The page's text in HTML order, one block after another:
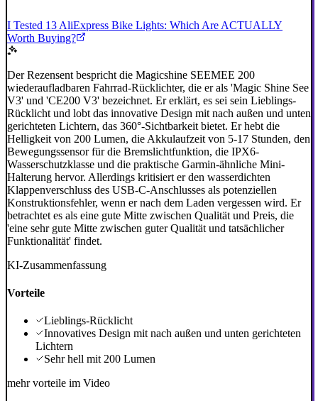
I Tested 13 AliExpress Bike Lights: Which Are ACTUALLY
Worth Buying?
Der Rezensent bespricht die Magicshine SEEMEE 200
wiederaufladbaren Fahrrad-Rücklichter, die er als 'Magic Shine See
V3' und 'CE200 V3' bezeichnet. Er erklärt, es sei sein Lieblings-
Rücklicht und lobt das innovative Design mit nach außen und unten
gerichteten Lichtern, das 360°-Sichtbarkeit bietet. Er hebt die
Helligkeit von 200 Lumen, die Akkulaufzeit von 5-17 Stunden, den
Bewegungssensor für die Bremslichtfunktion, die IPX6-
Wasserschutzklasse und die praktische Garmin-ähnliche Mini-
Halterung hervor. Allerdings kritisiert er den wasserdichten
Klappenverschluss des USB-C-Anschlusses als potenziellen
Konstruktionsfehler, wenn er nach dem Laden vergessen wird. Er
betrachtet es als eine gute Mitte zwischen Qualität und Preis, die
'eine sehr gute Mitte zwischen guter Qualität und tatsächlicher
Funktionalität' findet.
KI-Zusammenfassung
Vorteile
Lieblings-Rücklicht
Innovatives Design mit nach außen und unten gerichteten
Lichtern
Sehr hell mit 200 Lumen
mehr vorteile im Video